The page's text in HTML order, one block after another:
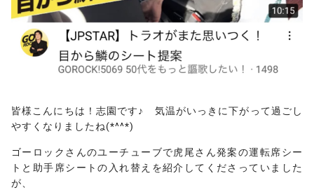
皆様こんにちは！志園です♪ 気温がいっきに下がって過ごし
やすくなりましたね(*^^*)
ゴーロックさんのユーチューブで虎尾さん発案の運転席シー
トと助手席シートの入れ替えを紹介してくださっていました
が、